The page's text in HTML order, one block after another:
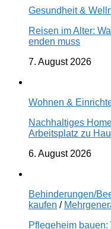
Gesundheit &
Reisen im Alter:
enden muss
7. August 2026
Wohnen &
Nachhaltiges
Arbeitsplatz zu
6. August 2026
Behinderungen/
kaufen /
Pflegeheim